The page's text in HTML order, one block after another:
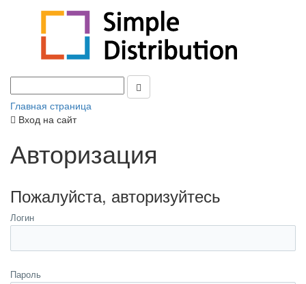
Главная страница
Вход на сайт
Авторизация
Пожалуйста, авторизуйтесь
Логин
Пароль